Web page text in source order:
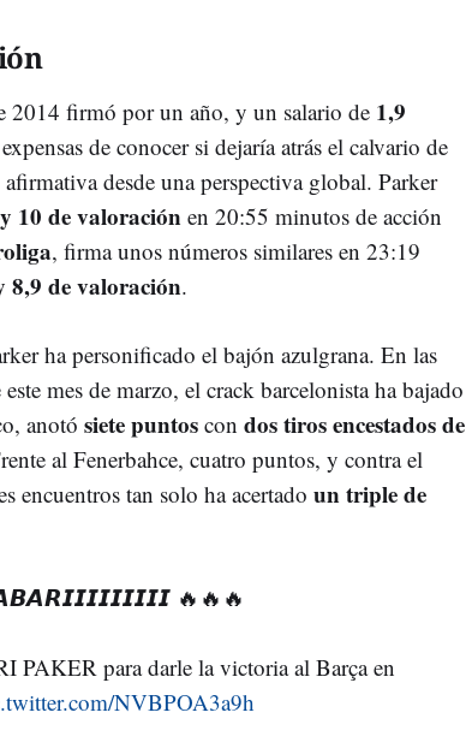
2014 firmó por un año, y un salario de 1,9
de conocer si dejaría atrás el calvario de
desde una perspectiva global. Parker
10 de valoración en 20:55 minutos de acción
, firma unos números similares en 23:19
8,9 de valoración.
ha personificado el bajón azulgrana. En las
mes de marzo, el crack barcelonista ha bajado
anotó siete puntos con dos tiros encestados de
al Fenerbahce, cuatro puntos, y contra el
encuentros tan solo ha acertado un triple de
🔥🔥🔥
PAKER para darle la victoria al Barça en
NVBPOA3a9h